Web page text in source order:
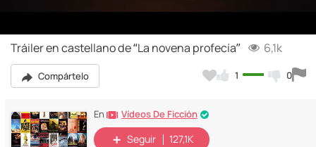
Video
Tráiler en castellano de “La novena profecía” 6,1k
Compártelo 1 0
En Vídeos De Ficción
Seguir 127,1K